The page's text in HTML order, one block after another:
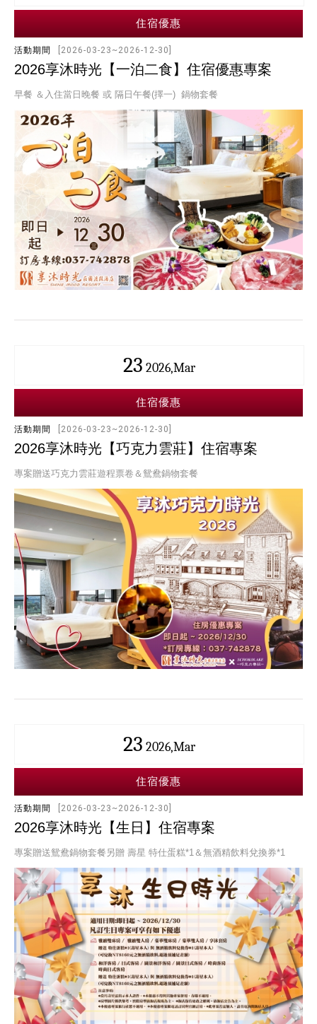
住宿優惠
活動期間 [2026-03-23~2026-12-30]
2026享沐時光【一泊二食】住宿優惠專案
早餐 ＆入住當日晚餐 或 隔日午餐(擇一) 鍋物套餐
23 2026,Mar
住宿優惠
活動期間 [2026-03-23~2026-12-30]
2026享沐時光【巧克力雲莊】住宿專案
專案贈送巧克力雲莊遊程票卷＆鴛鴦鍋物套餐
23 2026,Mar
住宿優惠
活動期間 [2026-03-23~2026-12-30]
2026享沐時光【生日】住宿專案
專案贈送鴛鴦鍋物套餐另贈 壽星 特仕蛋糕*1＆無酒精飲料兌換券*1